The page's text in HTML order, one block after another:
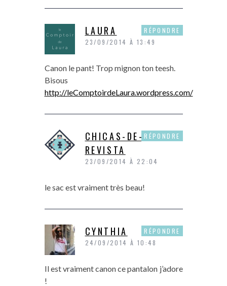
LAURA
23/09/2014 À 13:49
Canon le pant! Trop mignon ton teesh.
Bisous
http://leComptoirdeLaura.wordpress.com/
RÉPONDRE
CHICAS-DE-
REVISTA
23/09/2014 À 22:04
le sac est vraiment très beau!
RÉPONDRE
CYNTHIA
24/09/2014 À 10:48
Il est vraiment canon ce pantalon j’adore
!
RÉPONDRE